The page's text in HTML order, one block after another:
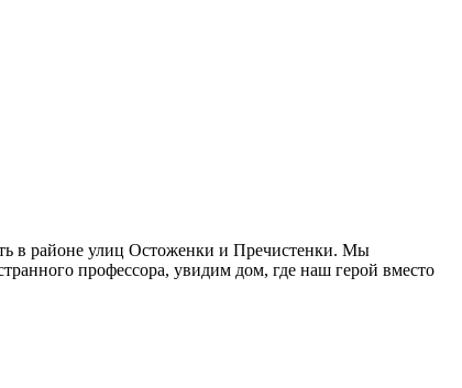
в районе улиц Остоженки и Пречистенки. Мы
профессора, увидим дом, где наш герой вместо